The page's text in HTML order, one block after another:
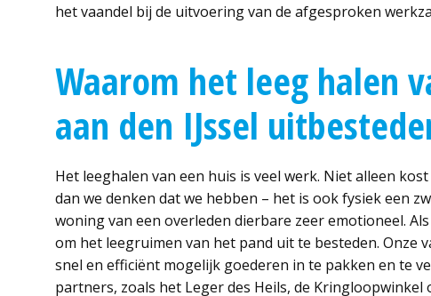
het vaandel bij de uitvoering van de afgesproken
Waarom het leeg halen
aan den IJssel
Het leeghalen van een huis is veel werk. Niet alleen
dan we denken dat we hebben – het is ook fysiek een
woning van een overleden dierbare zeer emotioneel.
om het leegruimen van het pand uit te besteden.
snel en efficiënt mogelijk goederen in te pakken en te
partners, zoals het Leger des Heils, de